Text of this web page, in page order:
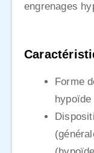
engrenages
Forme
hypoïde